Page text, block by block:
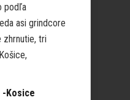
podľa
asi grindcore
zhrnutie, tri
-Kosice